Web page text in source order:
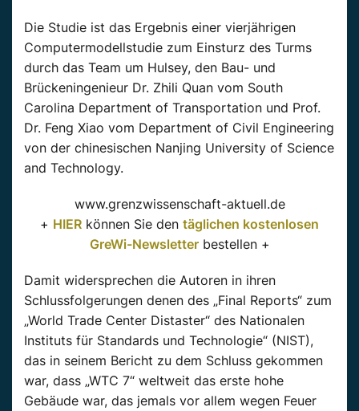
Die Studie ist das Ergebnis einer vierjährigen
Computermodellstudie zum Einsturz des Turms
durch das Team um Hulsey, den Bau- und
Brückeningenieur Dr. Zhili Quan vom South
Carolina Department of Transportation und Prof.
Dr. Feng Xiao vom Department of Civil Engineering
von der chinesischen Nanjing University of Science
and Technology.
www.grenzwissenschaft-aktuell.de
+ HIER können Sie den täglichen kostenlosen
GreWi-Newsletterbestellen +
Damit widersprechen die Autoren in ihren
Schlussfolgerungen denen des „Final Reports“ zum
„World Trade Center Distaster“ des Nationalen
Instituts für Standards und Technologie“ (NIST),
das in seinem Bericht zu dem Schluss gekommen
war, dass „WTC 7“ weltweit das erste hohe
Gebäude war, das jemals vor allem wegen Feuer